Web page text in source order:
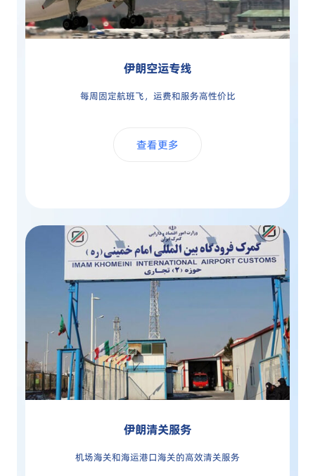
伊朗空运专线
每周固定航班飞，运费和服务高性价比
查看更多
伊朗清关服务
机场海关和海运港口海关的高效清关服务